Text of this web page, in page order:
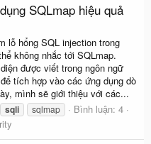
SQLmap hiệu quả
lỗ hổng SQL injection trong
không nhắc tới SQLmap.
được viết trong ngôn ngữ
tích hợp vào các ứng dụng dò
mình sẽ giới thiệu với các...
sqli sqlmap
Bình luận: 4